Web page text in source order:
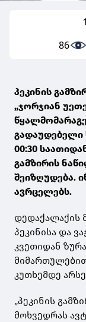
86
პეკინის
„ჯორჯიან
გადაუდებელი
00:30
გამზირის
შეიზღუდება.
ავრცელებს.
დედაქალაქის
პეკინისა და
კვეთიდან
კუთხემდე
„პეკინის
მოხვედრას